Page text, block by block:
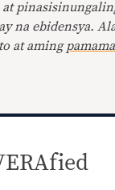
na ebidensya.
at aming